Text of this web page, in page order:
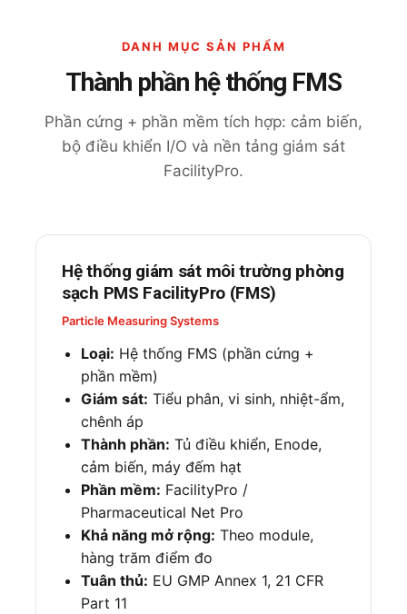
DANH MỤC SẢN PHẨM
Thành phần hệ thống FMS
Phần cứng + phần mềm tích hợp: cảm biến,
bộ điều khiển I/O và nền tảng giám sát
FacilityPro.
Hệ thống giám sát môi trường phòng
sạch PMS FacilityPro (FMS)
Particle Measuring Systems
Loại: Hệ thống FMS (phần cứng +
phần mềm)
Giám sát: Tiểu phân, vi sinh, nhiệt-ẩm,
chênh áp
Thành phần: Tủ điều khiển, Enode,
cảm biến, máy đếm hạt
Phần mềm: FacilityPro /
Pharmaceutical Net Pro
Khả năng mở rộng: Theo module,
hàng trăm điểm đo
Tuân thủ: EU GMP Annex 1, 21 CFR
Part 11